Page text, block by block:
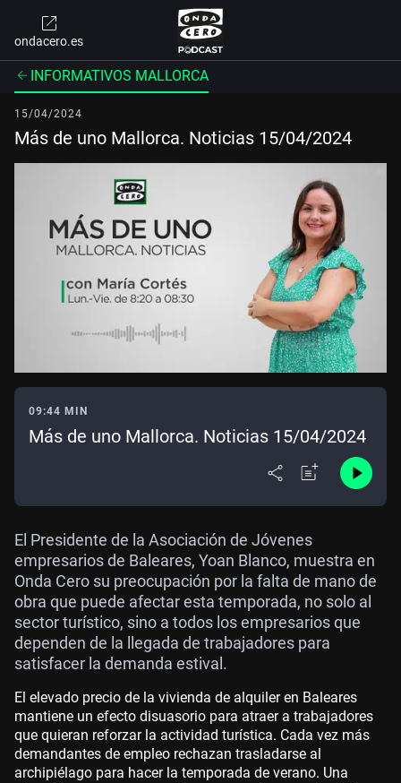
ondacero.es
INFORMATIVOS MALLORCA
15/04/2024
Más de uno Mallorca. Noticias 15/04/2024
09:44 MIN
Más de uno Mallorca. Noticias 15/04/2024
El Presidente de la Asociación de Jóvenes
empresarios de Baleares, Yoan Blanco, muestra en
Onda Cero su preocupación por la falta de mano de
obra que puede afectar esta temporada, no solo al
sector turístico, sino a todos los empresarios que
dependen de la llegada de trabajadores para
satisfacer la demanda estival.
El elevado precio de la vivienda de alquiler en Baleares
mantiene un efecto disuasorio para atraer a trabajadores
que quieran reforzar la actividad turística. Cada vez más
demandantes de empleo rechazan trasladarse al
archipiélago para hacer la temporada de verano. Una